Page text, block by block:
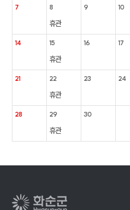
7 8
휴관
9 10
14 15
휴관
16 17
21 22
휴관
23 24
28 29
휴관
30